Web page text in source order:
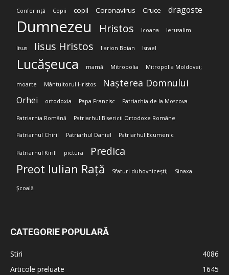
Conferință Copii copil Coronavirus Cruce dragoste
Dumnezeu Hristos Icoana Ierusalim
Iisus Iisus Hristos Ilarion Boian Israel
Lucășeuca mamă Mitropolia Mitropolia Moldovei;
moarte Mântuitorul Hristos Nașterea Domnului
Orhei ortodoxia Papa Francisc Patriarhia de la Moscova
Patriarhia Română Patriarhul Bisericii Ortodoxe Române
Patriarhul Chiril Patriarhul Daniel Patriarhul Ecumenic
Patriarhul Kirill pictura Predica
Preot Iulian Rață Sfaturi duhovnicești; Sinaxa
Școală
CATEGORIE POPULARĂ
Stiri
4086
Articole preluate
1645